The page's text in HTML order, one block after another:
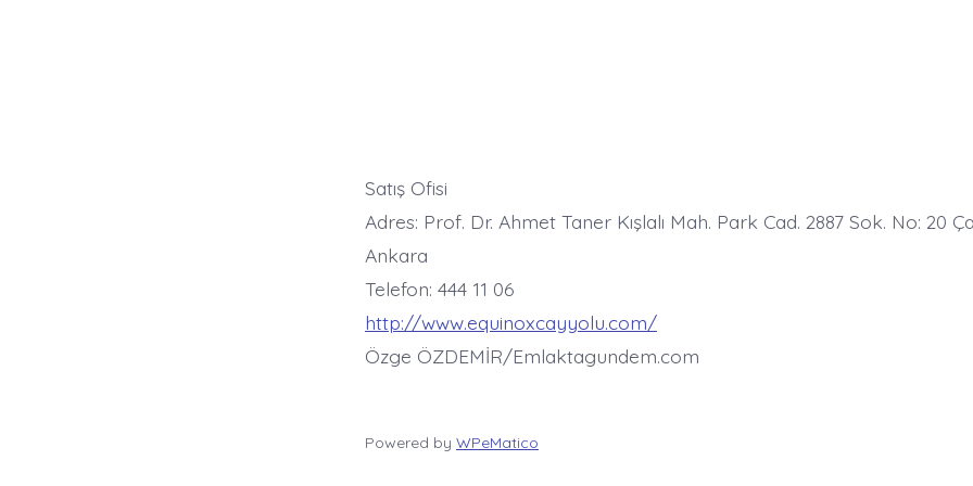
Satış Ofisi
Adres: Prof. Dr. Ahmet Taner Kışlalı Mah. Park Cad. 2887 Sok. No: 20
Ankara
Telefon: 444 11 06
http://www.equinoxcayyolu.com/
Özge ÖZDEMİR/Emlaktagundem.com
Powered by WPeMatico